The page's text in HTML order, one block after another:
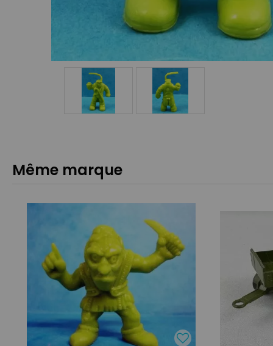
Même marque